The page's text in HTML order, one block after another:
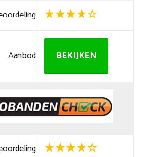
Aanbod BEKIJKEN